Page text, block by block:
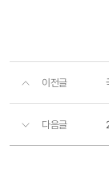
이전글
다음글